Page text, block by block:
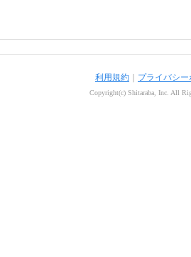
利用規約 プライバシー
Copyright(c) Shitaraba, Inc. All